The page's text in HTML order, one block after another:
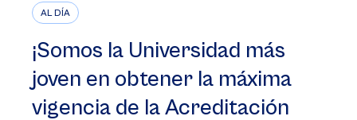
AL DÍA
¡Somos la Universidad más
joven en obtener la máxima
vigencia de la Acreditación